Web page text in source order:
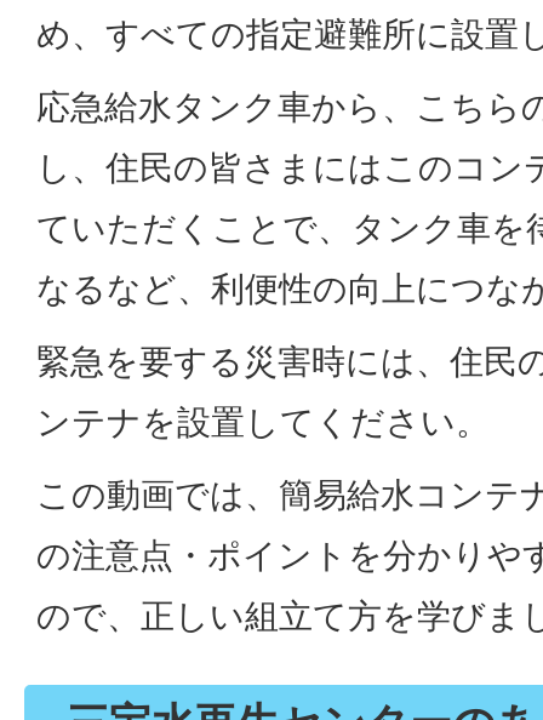
め、すべての指定避難所に設置
応急給水タンク車から、こちら
し、住民の皆さまにはこのコン
ていただくことで、タンク車を
なるなど、利便性の向上につな
緊急を要する災害時には、住民
ンテナを設置してください。
この動画では、簡易給水コンテ
の注意点・ポイントを分かりや
ので、正しい組立て方を学びま